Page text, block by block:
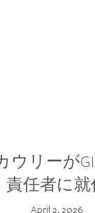
ウリーが
責任者に就
April 2, 2026